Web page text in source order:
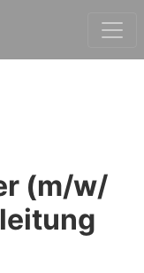
(m/w/